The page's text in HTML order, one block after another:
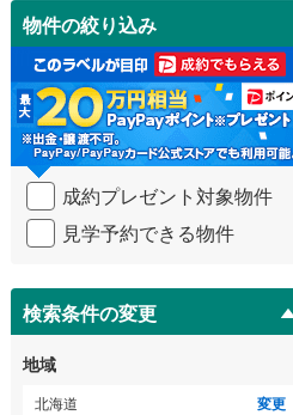
受
け
取
る
・
条
件
を
イ
ペ
ジ
に
保
存
す
る
物件の絞り込み
成約プレゼント対象物件
見学予約できる物件
検索条件の変更
地域
北海道 変更
石狩市(8)
石狩郡新篠津村 (0)
上磯郡知内町(0)
茅部郡鹿部町(0)
山越郡長万部町(0)
檜山郡厚沢部町(1
瀬棚郡今金町(0)
寿都郡寿都町(0)
南道路（1）